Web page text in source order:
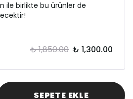
ile birlikte bu ürünler de
₺ 1,850.00 ₺ 1,300.00
SEPETE EKLE